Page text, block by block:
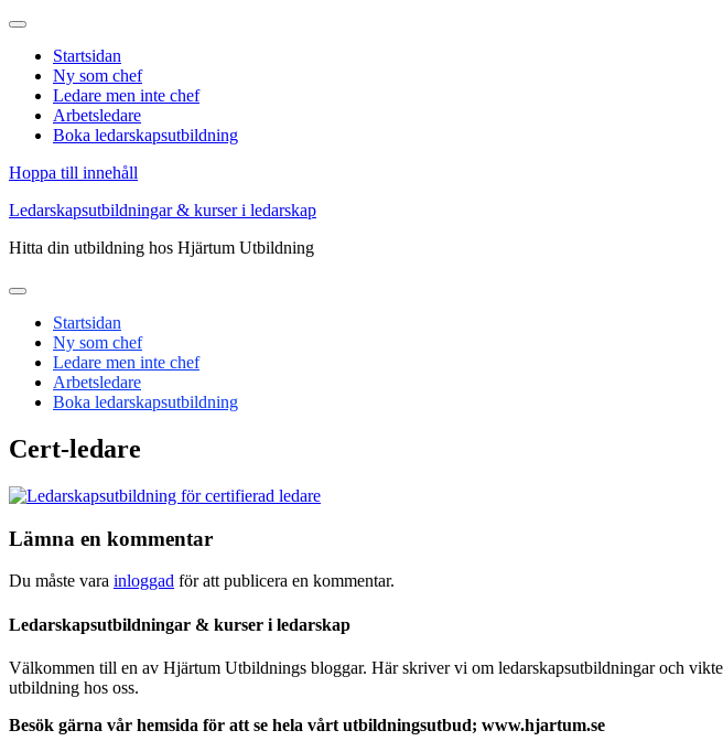
Startsidan
Ny som chef
Ledare men inte chef
Arbetsledare
Boka ledarskapsutbildning
Hoppa till innehåll
Ledarskapsutbildningar & kurser i ledarskap
Hitta din utbildning hos Hjärtum Utbildning
Startsidan
Ny som chef
Ledare men inte chef
Arbetsledare
Boka ledarskapsutbildning
Cert-ledare
Lämna en kommentar
Du måste vara inloggad för att publicera en kommentar.
Ledarskapsutbildningar & kurser i ledarskap
Välkommen till en av Hjärtum Utbildnings bloggar. Här skriver vi om ledarskapsutbildningar och
utbildning hos oss.
Besök gärna vår hemsida för att se hela vårt utbildningsutbud; www.hjartum.se